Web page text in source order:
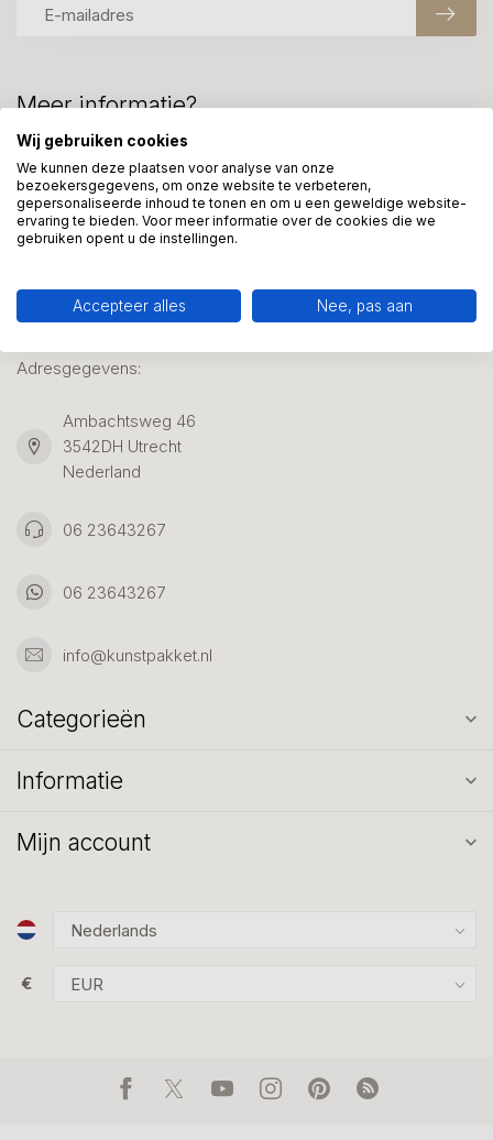
Meer informatie?
We helpen graag met uw keuze of geven advies, bel of app
ons 7 dagen per week: 06-23643267
Klantenservice
Adresgegevens:
Ambachtsweg 46
3542DH Utrecht
Nederland
06 23643267
06 23643267
info@kunstpakket.nl
Categorieën
Informatie
Mijn account
€
Wij gebruiken cookies
We kunnen deze plaatsen voor analyse van onze
bezoekersgegevens, om onze website te verbeteren,
gepersonaliseerde inhoud te tonen en om u een geweldige website-
ervaring te bieden. Voor meer informatie over de cookies die we
gebruiken opent u de instellingen.
Accepteer alles Nee, pas aan